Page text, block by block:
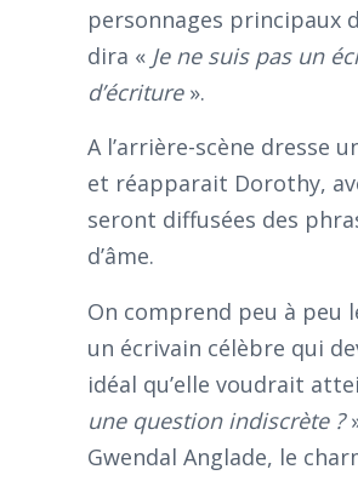
personnages principaux
dira « Je ne suis pas un
d’écriture».
A l’arrière-scène dresse
et réapparait Dorothy,
seront diffusées des
d’âme.
On comprend peu à peu
un écrivain célèbre qui
idéal qu’elle voudrait
une question indiscrète ?
Gwendal Anglade, le